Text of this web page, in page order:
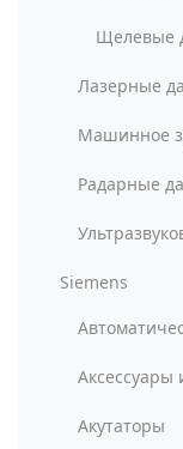
Щелевые
Лазерные
Машинное
Радарные
Siemens
Аксессуары
Акутаторы